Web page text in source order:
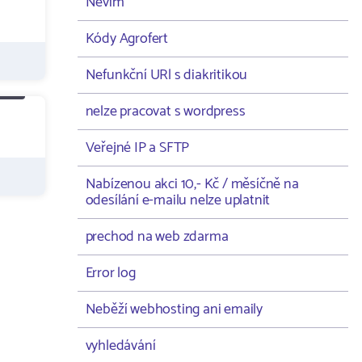
Kódy Agrofert
Nefunkční URl s diakritikou
nelze pracovat s wordpress
Veřejné IP a SFTP
Nabízenou akci 10,- Kč / měsíčně na
odesílání e-mailu nelze uplatnit
prechod na web zdarma
Error log
Neběží webhosting ani emaily
vyhledávání